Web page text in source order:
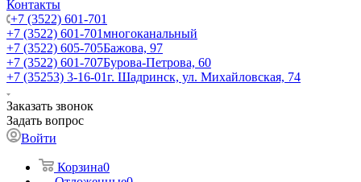
Контакты
+7 (3522) 601-701
+7 (3522) 601-701многоканальный
+7 (3522) 605-705Бажова, 97
+7 (3522) 601-707Бурова-Петрова, 60
+7 (35253) 3-16-01г. Шадринск, ул. Михайловская, 74
Заказать звонок
Задать вопрос
Войти
Корзина0